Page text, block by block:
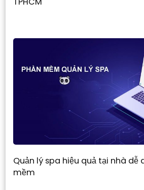
Quản lý spa hiệu quả tại nhà dễ
mềm